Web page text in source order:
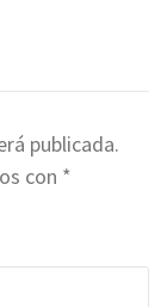
publicada.
con *